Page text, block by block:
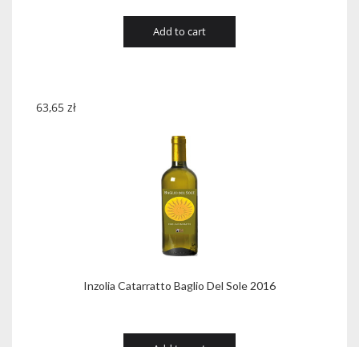
Add to cart
Inzolia Catarratto Baglio Del Sole 2016
63,65 zł